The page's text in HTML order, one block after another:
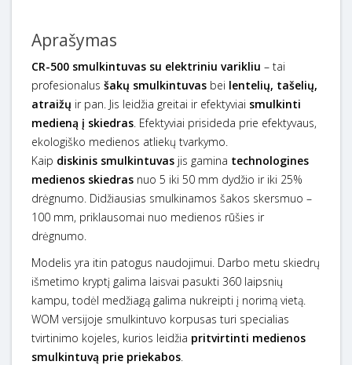
Aprašymas
CR-500 smulkintuvas su elektriniu varikliu – tai
profesionalus šakų smulkintuvas bei lentelių, tašelių,
atraižų ir pan. Jis leidžia greitai ir efektyviai smulkinti
medieną į skiedras . Efektyviai prisideda prie efektyvaus,
ekologiško medienos atliekų tvarkymo.
Kaip diskinis smulkintuvas jis gamina technologines
medienos skiedras nuo 5 iki 50 mm dydžio ir iki 25%
drėgnumo. Didžiausias smulkinamos šakos skersmuo –
100 mm, priklausomai nuo medienos rūšies ir
drėgnumo.
Modelis yra itin patogus naudojimui. Darbo metu skiedrų
išmetimo kryptį galima laisvai pasukti 360 laipsnių
kampu, todėl medžiagą galima nukreipti į norimą vietą.
WOM versijoje smulkintuvo korpusas turi specialias
tvirtinimo kojeles, kurios leidžia pritvirtinti medienos
smulkintuvą prie priekabos